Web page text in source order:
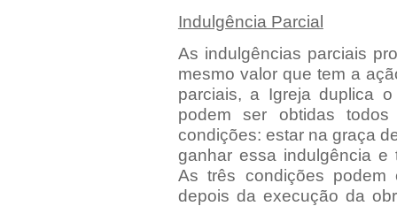
Indulgência Parcial
As indulgências parciais
mesmo valor que tem a
parciais, a Igreja duplica
podem ser obtidas
condições: estar na graça
ganhar essa indulgência e
As três condições podem
depois da execução da